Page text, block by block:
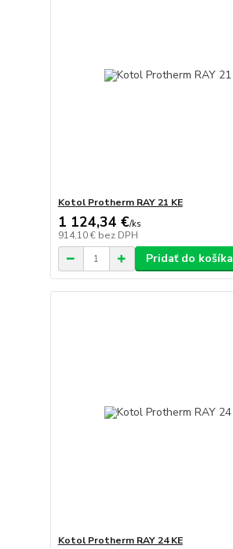
Kotol Protherm RAY 21 KE
1 124,34 €/ks
914,10 € bez DPH
Pridať do košíka
Kotol Protherm RAY 24 KE